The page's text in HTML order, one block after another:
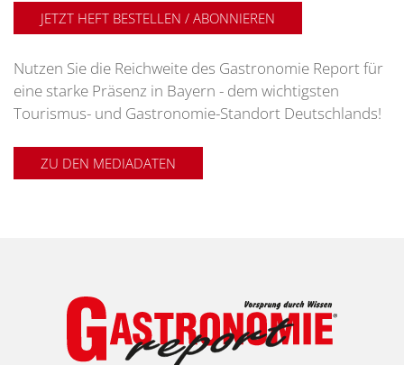
JETZT HEFT BESTELLEN / ABONNIEREN
Nutzen Sie die Reichweite des Gastronomie Report für
eine starke Präsenz in Bayern - dem wichtigsten
Tourismus- und Gastronomie-Standort Deutschlands!
ZU DEN MEDIADATEN